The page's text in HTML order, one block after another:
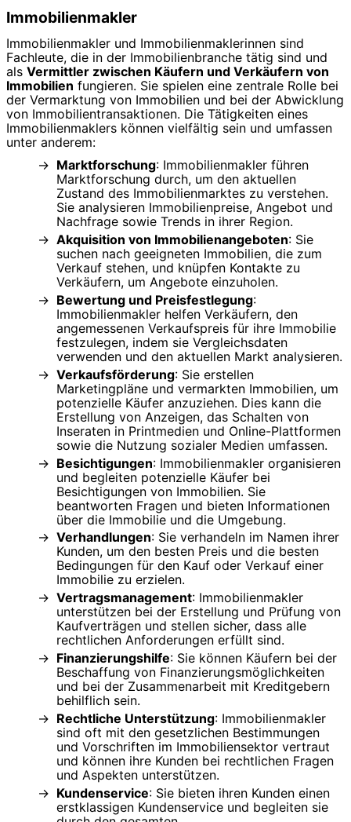
Immobilienmakler
Immobilienmakler und Immobilienmaklerinnen sind
Fachleute, die in der Immobilienbranche tätig sind und
als Vermittler zwischen Käufern und Verkäufern von
Immobilien fungieren. Sie spielen eine zentrale Rolle bei
der Vermarktung von Immobilien und bei der Abwicklung
von Immobilientransaktionen. Die Tätigkeiten eines
Immobilienmaklers können vielfältig sein und umfassen
unter anderem:
Marktforschung: Immobilienmakler führen
Marktforschung durch, um den aktuellen
Zustand des Immobilienmarktes zu verstehen.
Sie analysieren Immobilienpreise, Angebot und
Nachfrage sowie Trends in ihrer Region.
Akquisition von Immobilienangeboten: Sie
suchen nach geeigneten Immobilien, die zum
Verkauf stehen, und knüpfen Kontakte zu
Verkäufern, um Angebote einzuholen.
Bewertung und Preisfestlegung:
Immobilienmakler helfen Verkäufern, den
angemessenen Verkaufspreis für ihre Immobilie
festzulegen, indem sie Vergleichsdaten
verwenden und den aktuellen Markt analysieren.
Verkaufsförderung: Sie erstellen
Marketingpläne und vermarkten Immobilien, um
potenzielle Käufer anzuziehen. Dies kann die
Erstellung von Anzeigen, das Schalten von
Inseraten in Printmedien und Online-Plattformen
sowie die Nutzung sozialer Medien umfassen.
Besichtigungen: Immobilienmakler organisieren
und begleiten potenzielle Käufer bei
Besichtigungen von Immobilien. Sie
beantworten Fragen und bieten Informationen
über die Immobilie und die Umgebung.
Verhandlungen: Sie verhandeln im Namen ihrer
Kunden, um den besten Preis und die besten
Bedingungen für den Kauf oder Verkauf einer
Immobilie zu erzielen.
Vertragsmanagement: Immobilienmakler
unterstützen bei der Erstellung und Prüfung von
Kaufverträgen und stellen sicher, dass alle
rechtlichen Anforderungen erfüllt sind.
Finanzierungshilfe: Sie können Käufern bei der
Beschaffung von Finanzierungsmöglichkeiten
und bei der Zusammenarbeit mit Kreditgebern
behilflich sein.
Rechtliche Unterstützung: Immobilienmakler
sind oft mit den gesetzlichen Bestimmungen
und Vorschriften im Immobiliensektor vertraut
und können ihre Kunden bei rechtlichen Fragen
und Aspekten unterstützen.
Kundenservice: Sie bieten ihren Kunden einen
erstklassigen Kundenservice und begleiten sie